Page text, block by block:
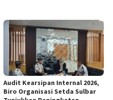
Audit Kearsipan Internal 2026,
Biro Organisasi Setda Sulbar